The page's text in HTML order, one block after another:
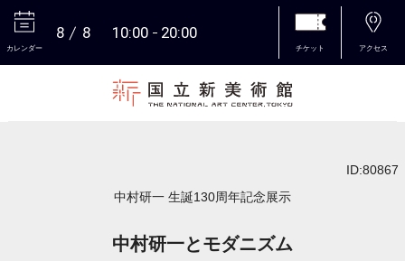
カレンダー
8 8 10:00 20:00
チケット アクセス
ID:80867
中村研一 生誕130周年記念展示
中村研一とモダニズム